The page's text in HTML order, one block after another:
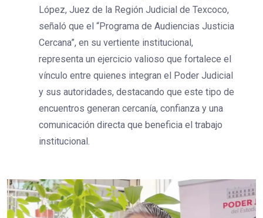
López, Juez de la Región Judicial de Texcoco,
señaló que el “Programa de Audiencias Justicia
Cercana”, en su vertiente institucional,
representa un ejercicio valioso que fortalece el
vínculo entre quienes integran el Poder Judicial
y sus autoridades, destacando que este tipo de
encuentros generan cercanía, confianza y una
comunicación directa que beneficia el trabajo
institucional.